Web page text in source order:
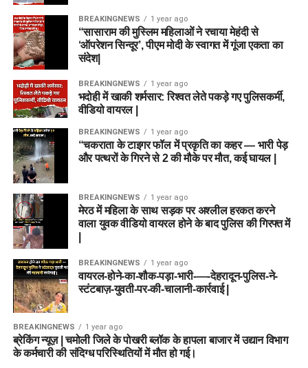
BREAKINGNEWS 1 year ago
“सासाराम की मुस्लिम महिलाओं ने रचाया मेहंदी से
‘ऑपरेशन सिन्दूर’, पीएम मोदी के स्वागत में गूंजा एकता का
संदेश|
BREAKINGNEWS 1 year ago
भदोही में खाकी शर्मसार: रिश्वत लेते पकड़े गए पुलिसकर्मी,
वीडियो वायरल |
BREAKINGNEWS 1 year ago
“चकराता के टाइगर फॉल में प्रकृति का कहर — भारी पेड़
और पत्थरों के गिरने से 2 की मौके पर मौत, कई घायल |
BREAKINGNEWS 1 year ago
मेरठ में महिला के साथ सड़क पर अश्लील हरकत करने
वाला युवक वीडियो वायरल होने के बाद पुलिस की गिरफ्त में
BREAKINGNEWS 1 year ago
वायरल-होने-का-शौक-पड़ा-भारी-—-देहरादून-पुलिस-ने-
स्टंटबाज़-युवती-पर-की-चालानी-कार्रवाई |
BREAKINGNEWS 1 year ago
ब्रेकिंग न्यूज़ | चमोली जिले के पोखरी ब्लॉक के हापला बाजार में उद्यान विभाग
के कर्मचारी की संदिग्ध परिस्थितियों में मौत हो गई।